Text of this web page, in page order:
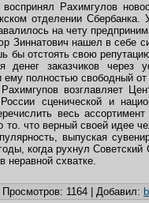
Рахимгулов
отделении
на чету
Зиннатович нашел в себе
бы отстоять свою
денег заказчиков
ему полностью свободный
возглавляет
сценической и
весь
что верный своей идее
выпуская
когда рухнул
неравной схватке.
Просмотров: 1164 | Добавил: